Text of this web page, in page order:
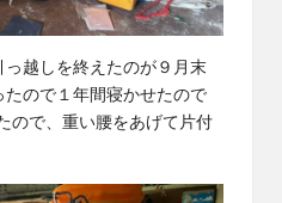
越しを終えたのが９月末
ので１年間寝かせたので
ので、重い腰をあげて片付